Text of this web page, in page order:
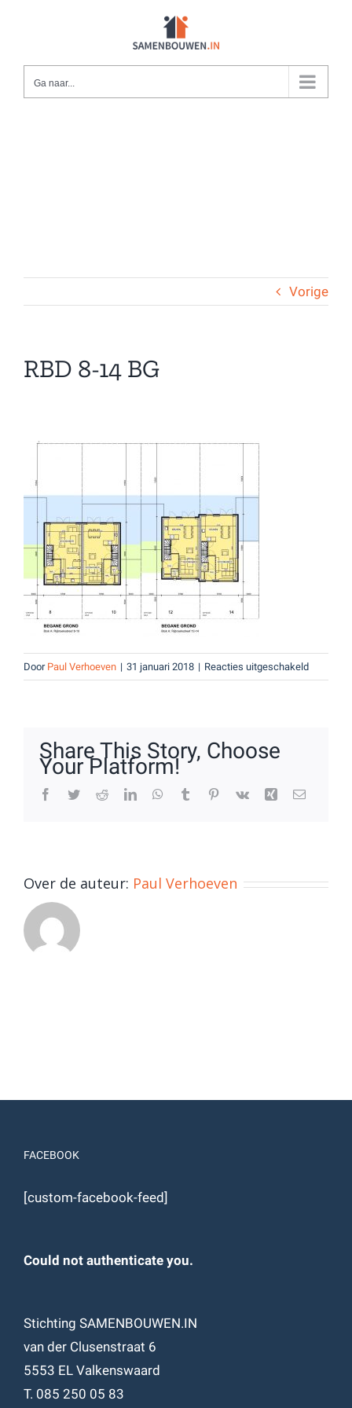
Ga naar...
Vorige
RBD 8-14 BG
Door Paul Verhoeven | 31 januari 2018 | Reacties uitgeschakeldvoor
RBD
Share This Story, Choose
Your Platform!
Facebook
TwitterRedditLinkedInWhatsApp
Tumblr Pinterest
Vk Xing E-
Over de auteur: Paul Verhoeven
FACEBOOK
[custom-facebook-feed]
Could not authenticate you.
Stichting SAMENBOUWEN.IN
van der Clusenstraat 6
5553 EL Valkenswaard
T. 085 250 05 83